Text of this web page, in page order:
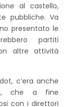
al castello,
pubbliche. Va
presentato le
partiti
altre attività
c’era anche
che a fine
con i direttori